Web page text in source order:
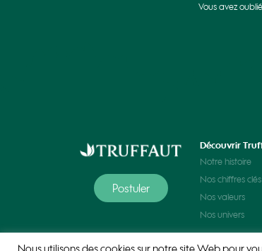
Vous avez
Postuler
Découvrir
Notre histoire
Nos chiffres clés
Nos valeurs
Nos univers